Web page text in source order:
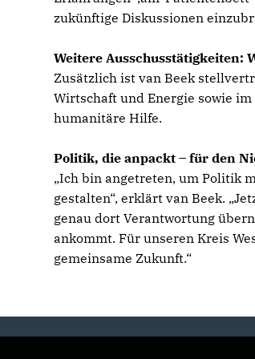
zukünftige Diskussionen
Weitere Ausschusstätigkeiten:
Zusätzlich ist van Beek
Wirtschaft und Energie sowie
humanitäre Hilfe.
Politik, die anpackt – für den
Ich bin angetreten, um Politik
gestalten“, erklärt van Beek.
genau dort Verantwortung
ankommt. Für unseren Kreis
gemeinsame Zukunft.“